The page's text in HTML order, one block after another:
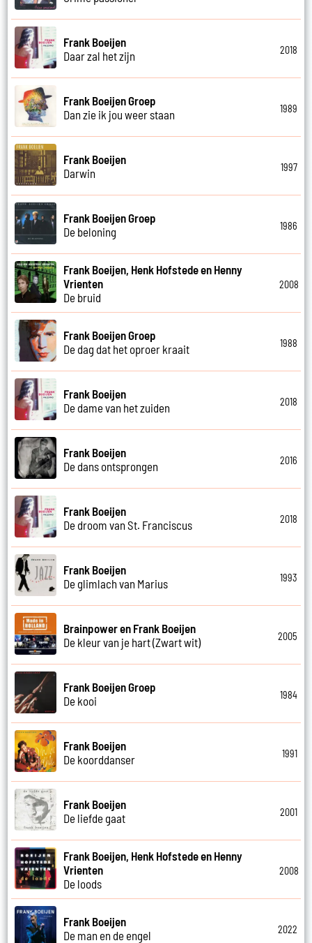
Frank Boeijen
Daar zal het zijn
2018
Frank Boeijen Groep
Dan zie ik jou weer staan
1989
Frank Boeijen
Darwin
1997
Frank Boeijen Groep
De beloning
1986
Frank Boeijen, Henk Hofstede en Henny
Vrienten
De bruid
2008
Frank Boeijen Groep
De dag dat het oproer kraait
1988
Frank Boeijen
De dame van het zuiden
2018
Frank Boeijen
De dans ontsprongen
2016
Frank Boeijen
De droom van St. Franciscus
2018
Frank Boeijen
De glimlach van Marius
1993
Brainpower en Frank Boeijen
De kleur van je hart (Zwart wit)
2005
Frank Boeijen Groep
De kooi
1984
Frank Boeijen
De koorddanser
1991
Frank Boeijen
De liefde gaat
2001
Frank Boeijen, Henk Hofstede en Henny
Vrienten
De loods
2008
Frank Boeijen
De man en de engel
2022